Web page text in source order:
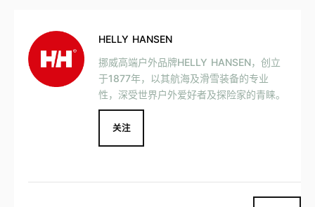
HELLY HANSEN
挪威高端户外品牌HELLY HANSEN，创立
于1877年，以其航海及滑雪装备的专业
性，深受世界户外爱好者及探险家的青睐。
关注